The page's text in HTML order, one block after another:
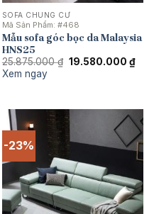
SOFA CHUNG CƯ
Mã Sản Phẩm: #468
Mẫu sofa góc bọc da Malaysia
HNS25
25.875.000₫ Giá
19.580.000 ₫Giá
hiện
Xem ngay
-23%